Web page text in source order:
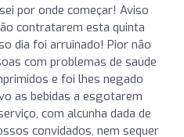
por onde começar! Aviso
contratarem esta quinta
dia foi arruinado! Pior não
com problemas de saúde
e foi lhes negado
as bebidas a esgotarem
com alcunha dada de
convidados, nem sequer